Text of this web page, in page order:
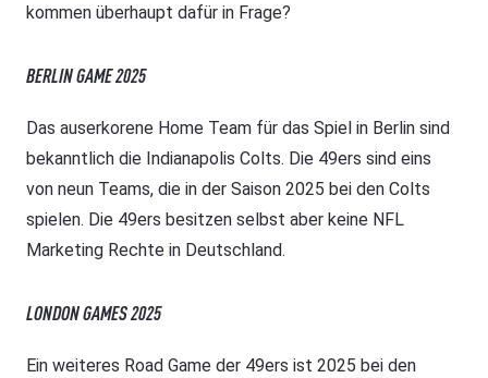
kommen überhaupt dafür in Frage?
BERLIN GAME 2025
Das auserkorene Home Team für das Spiel in Berlin sind
bekanntlich die Indianapolis Colts. Die 49ers sind eins
von neun Teams, die in der Saison 2025 bei den Colts
spielen. Die 49ers besitzen selbst aber keine NFL
Marketing Rechte in Deutschland.
LONDON GAMES 2025
Ein weiteres Road Game der 49ers ist 2025 bei den